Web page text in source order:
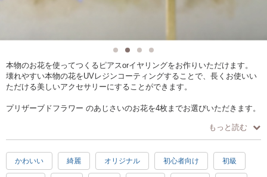
本物のお花を使ってつくるピアスorイヤリングをお作りいただけます。
壊れやすい本物の花をUVレジンコーティングすることで、長くお使いい
ただける美しいアクセサリーにすることができます。
プリザーブドフラワー のあじさいのお花を4枚までお選びいただきます。
お花のお色や重ね方、組み合わせるパーツ次第で、全く表情の異なるオ
リジナル性の高いアクセサリー作りをお楽しみいただけます。
初めての方でも安心してお申込みください。
もっと読む
かわいい 綺麗 オリジナル 初心者向け 初級